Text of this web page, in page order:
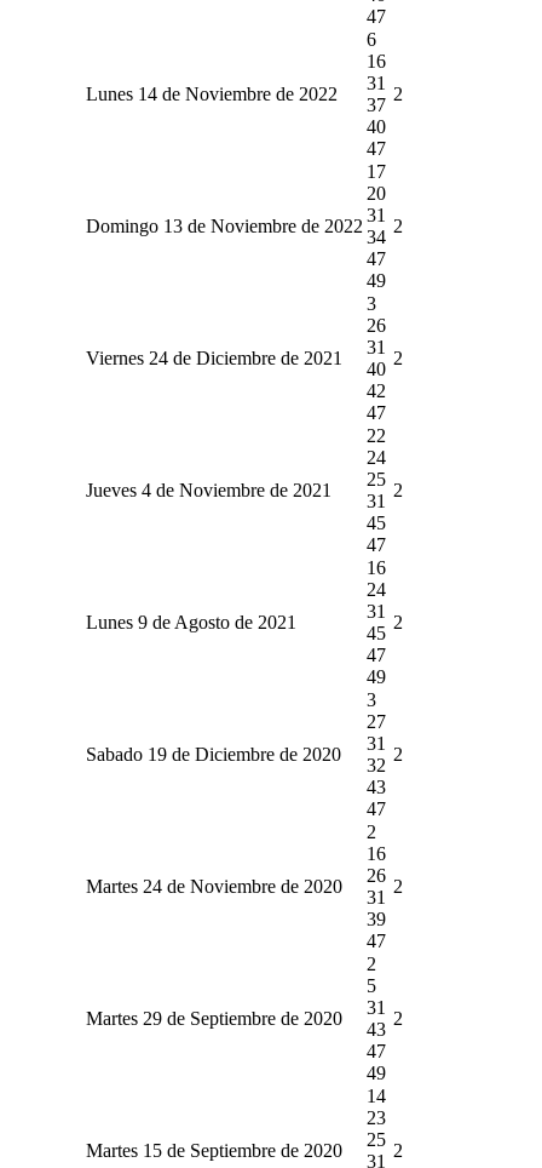
47
Lunes 14 de Noviembre de 2022
6
16
31
37
40
47
2
Domingo 13 de Noviembre de 2022
17
20
31
34
47
49
2
Viernes 24 de Diciembre de 2021
3
26
31
40
42
47
2
Jueves 4 de Noviembre de 2021
22
24
25
31
45
47
2
Lunes 9 de Agosto de 2021
16
24
31
45
47
49
2
Sabado 19 de Diciembre de 2020
3
27
31
32
43
47
2
Martes 24 de Noviembre de 2020
2
16
26
31
39
47
2
Martes 29 de Septiembre de 2020
2
5
31
43
47
49
2
Martes 15 de Septiembre de 2020
14
23
25
31
2